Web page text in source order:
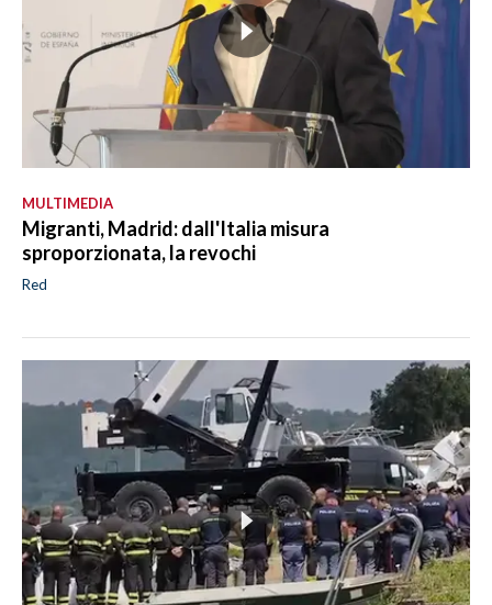
MULTIMEDIA
Migranti, Madrid: dall'Italia misura
sproporzionata, la revochi
Red